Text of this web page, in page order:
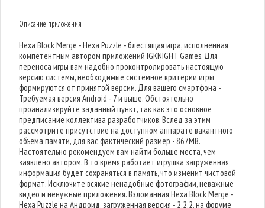
Описание приложения
Hexa Block Merge - Hexa Puzzle - блестящая игра, исполненная
компетентным автором приложений IGKNIGHT Games. Для
переноса игры вам надобно проконтролировать настоящую
версию системы, необходимые системное критерии игры
формируются от принятой версии. Для вашего смартфона -
Требуемая версия Android - 7 и выше. Обстоятельно
проанализируйте заданный пункт, так как это основное
предписание коллектива разработчиков. Вслед за этим
рассмотрите присутствие на доступном аппарате вакантного
объема памяти, для вас фактический размер - 867MB.
Настоятельно рекомендуем вам найти больше места, чем
заявлено автором. В то время работает игрушка загруженная
информация будет сохраняться в память, что изменит чистовой
формат. Исключите всякие ненадобные фотографии, неважные
видео и ненужные приложения. Взломанная Hexa Block Merge -
Hexa Puzzle на Андроид, загруженная версия - 2.2.2, на форуме